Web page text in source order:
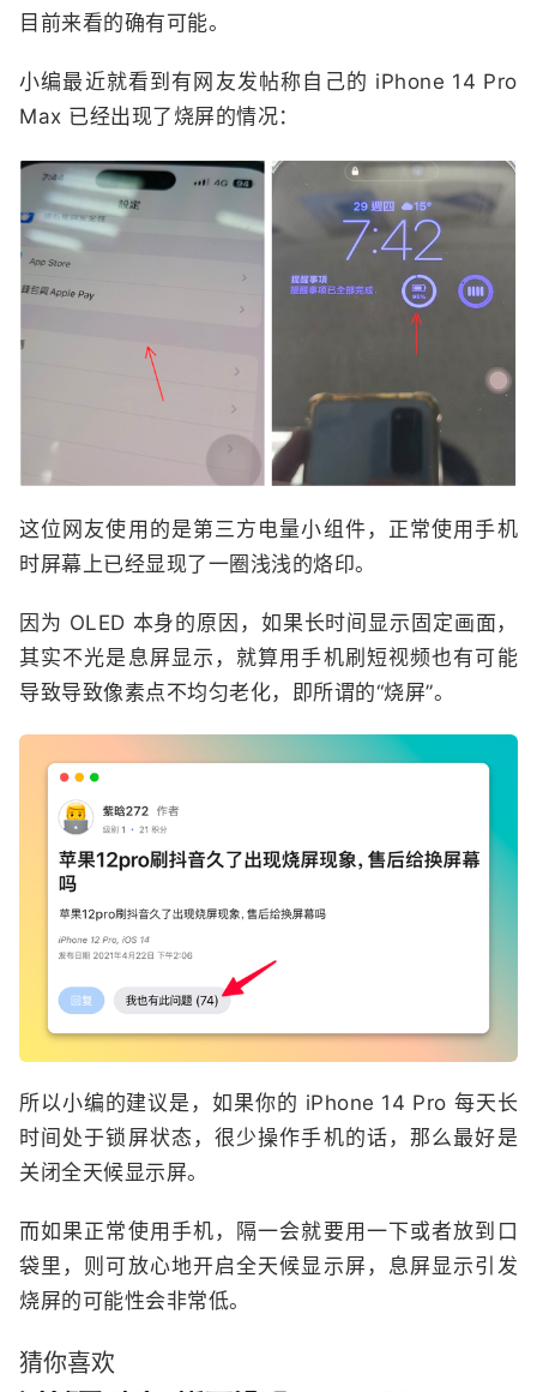
目前来看的确有可能。
小编最近就看到有网友发帖称自己的 iPhone 14 Pro
Max 已经出现了烧屏的情况：
这位网友使用的是第三方电量小组件，正常使用手机
时屏幕上已经显现了一圈浅浅的烙印。
因为 OLED 本身的原因，如果长时间显示固定画面，
其实不光是息屏显示，就算用手机刷短视频也有可能
导致导致像素点不均匀老化，即所谓的“烧屏”。
所以小编的建议是，如果你的 iPhone 14 Pro 每天长
时间处于锁屏状态，很少操作手机的话，那么最好是
关闭全天候显示屏。
而如果正常使用手机，隔一会就要用一下或者放到口
袋里，则可放心地开启全天候显示屏，息屏显示引发
烧屏的可能性会非常低。
猜你喜欢